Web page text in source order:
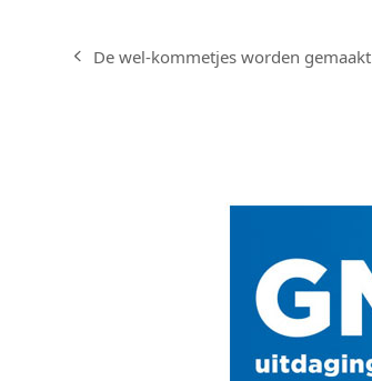
previous
De wel-kommetjes worden gemaakt